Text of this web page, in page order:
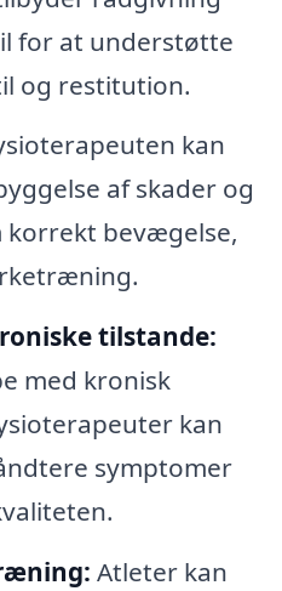
for at understøtte
og restitution.
kan
af skader og
korrekt bevægelse,
tilstande:
med kronisk
kan
symptomer
Atleter kan